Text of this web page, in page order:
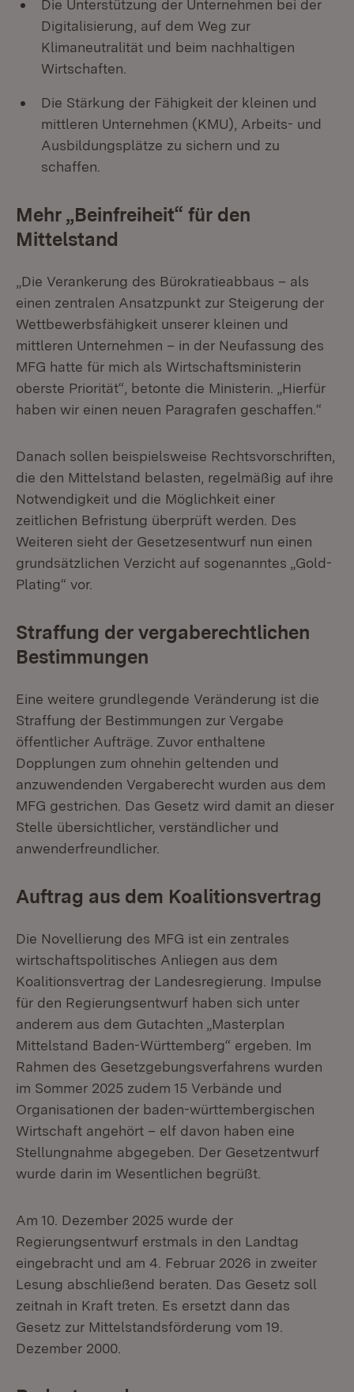
Die Unterstützung der Unternehmen bei der
Digitalisierung, auf dem Weg zur
Klimaneutralität und beim nachhaltigen
Wirtschaften.
Die Stärkung der Fähigkeit der kleinen und
mittleren Unternehmen (KMU), Arbeits- und
Ausbildungsplätze zu sichern und zu
schaffen.
Mehr „Beinfreiheit“ für den
Mittelstand
„Die Verankerung des Bürokratieabbaus – als
einen zentralen Ansatzpunkt zur Steigerung der
Wettbewerbsfähigkeit unserer kleinen und
mittleren Unternehmen – in der Neufassung des
MFG hatte für mich als Wirtschaftsministerin
oberste Priorität“, betonte die Ministerin. „Hierfür
haben wir einen neuen Paragrafen geschaffen.“
Danach sollen beispielsweise Rechtsvorschriften,
die den Mittelstand belasten, regelmäßig auf ihre
Notwendigkeit und die Möglichkeit einer
zeitlichen Befristung überprüft werden. Des
Weiteren sieht der Gesetzesentwurf nun einen
grundsätzlichen Verzicht auf sogenanntes „Gold-
Plating“ vor.
Straffung der vergaberechtlichen
Bestimmungen
Eine weitere grundlegende Veränderung ist die
Straffung der Bestimmungen zur Vergabe
öffentlicher Aufträge. Zuvor enthaltene
Dopplungen zum ohnehin geltenden und
anzuwendenden Vergaberecht wurden aus dem
MFG gestrichen. Das Gesetz wird damit an dieser
Stelle übersichtlicher, verständlicher und
anwenderfreundlicher.
Auftrag aus dem Koalitionsvertrag
Die Novellierung des MFG ist ein zentrales
wirtschaftspolitisches Anliegen aus dem
Koalitionsvertrag der Landesregierung. Impulse
für den Regierungsentwurf haben sich unter
anderem aus dem Gutachten „Masterplan
Mittelstand Baden-Württemberg“ ergeben. Im
Rahmen des Gesetzgebungsverfahrens wurden
im Sommer 2025 zudem 15 Verbände und
Organisationen der baden-württembergischen
Wirtschaft angehört – elf davon haben eine
Stellungnahme abgegeben. Der Gesetzentwurf
wurde darin im Wesentlichen begrüßt.
Am 10. Dezember 2025 wurde der
Regierungsentwurf erstmals in den Landtag
eingebracht und am 4. Februar 2026 in zweiter
Lesung abschließend beraten. Das Gesetz soll
zeitnah in Kraft treten. Es ersetzt dann das
Gesetz zur Mittelstandsförderung vom 19.
Dezember 2000.